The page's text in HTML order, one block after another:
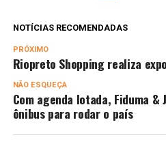
NOTÍCIAS RECOMENDADAS
PRÓXIMO
Riopreto Shopping realiza
NÃO ESQUEÇA
Com agenda lotada, Fiduma &
ônibus para rodar o país